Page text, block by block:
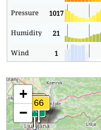
Pressure 1017
Humidity 21
Wind 1
+
−